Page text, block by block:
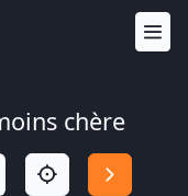
chère